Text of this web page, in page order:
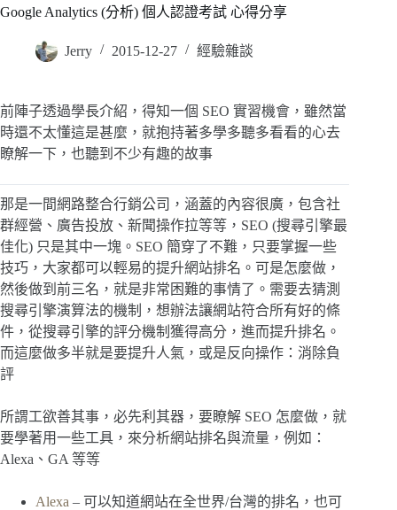
Google Analytics (分析) 個人認證考試 心得分享
Jerry 2015-12-27 經驗雜談
前陣子透過學長介紹，得知一個 SEO 實習機會，雖然當
時還不太懂這是甚麼，就抱持著多學多聽多看看的心去
瞭解一下，也聽到不少有趣的故事
那是一間網路整合行銷公司，涵蓋的內容很廣，包含社
群經營、廣告投放、新聞操作拉等等，SEO (搜尋引擎最
佳化) 只是其中一塊。SEO 簡穿了不難，只要掌握一些
技巧，大家都可以輕易的提升網站排名。可是怎麼做，
然後做到前三名，就是非常困難的事情了。需要去猜測
搜尋引擎演算法的機制，想辦法讓網站符合所有好的條
件，從搜尋引擎的評分機制獲得高分，進而提升排名。
而這麼做多半就是要提升人氣，或是反向操作：消除負
評
所謂工欲善其事，必先利其器，要瞭解 SEO 怎麼做，就
要學著用一些工具，來分析網站排名與流量，例如：
Alexa、GA 等等
Alexa – 可以知道網站在全世界/台灣的排名，也可